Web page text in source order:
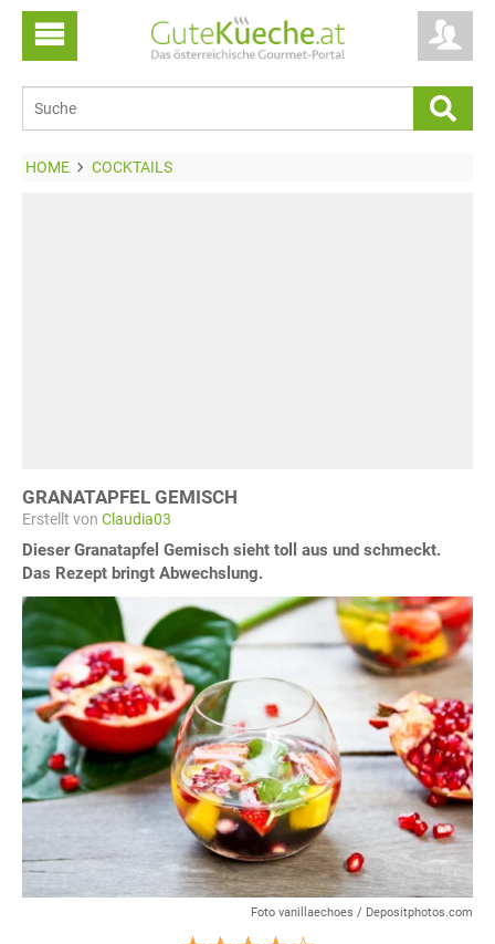
HOME COCKTAILS
GRANATAPFEL GEMISCH
Erstellt von Claudia03
Dieser Granatapfel Gemisch sieht toll aus und schmeckt.
Das Rezept bringt Abwechslung.
Foto vanillaechoes / Depositphotos.com